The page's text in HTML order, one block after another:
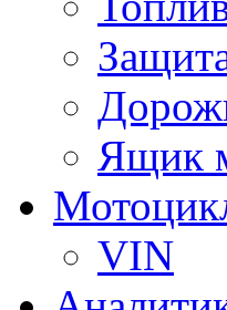
Ящик
VIN